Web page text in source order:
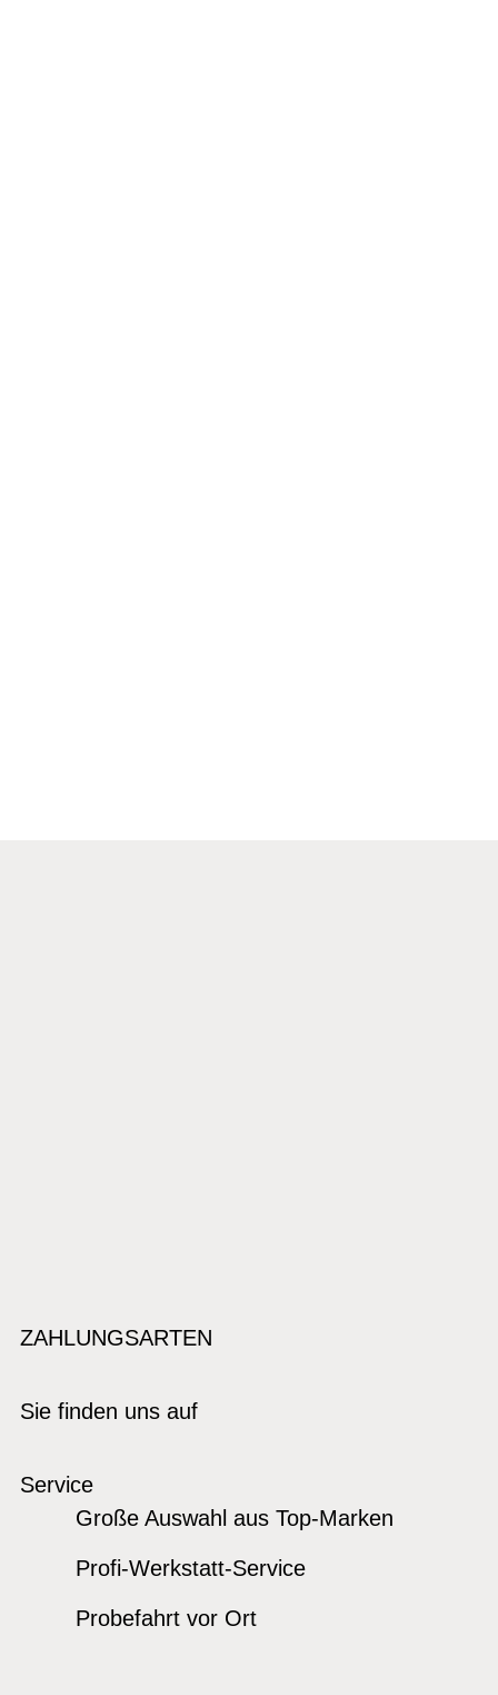
ZAHLUNGSARTEN
Sie finden uns auf
Service
Große Auswahl aus Top-Marken
Profi-Werkstatt-Service
Probefahrt vor Ort